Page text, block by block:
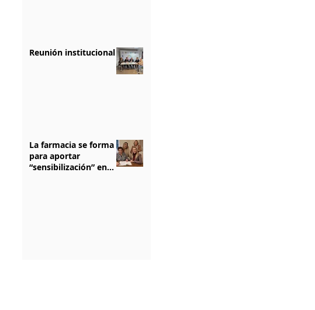
Reunión institucional
La farmacia se forma
para aportar
“sensibilización” en